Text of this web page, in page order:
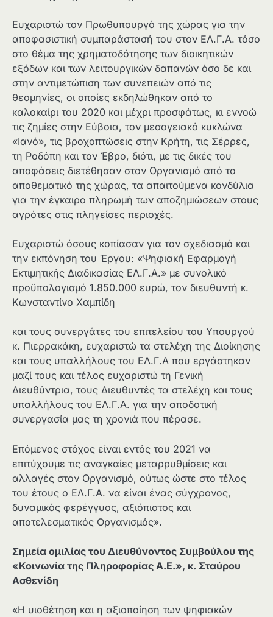
Ευχαριστώ τον Πρωθυπουργό της χώρας για την
αποφασιστική συμπαράστασή του στον ΕΛ.Γ.Α. τόσο
στο θέμα της χρηματοδότησης των διοικητικών
εξόδων και των λειτουργικών δαπανών όσο δε και
στην αντιμετώπιση των συνεπειών από τις
θεομηνίες, οι οποίες εκδηλώθηκαν από το
καλοκαίρι του 2020 και μέχρι προσφάτως, κι εννοώ
τις ζημίες στην Εύβοια, τον μεσογειακό κυκλώνα
«Ιανό», τις βροχοπτώσεις στην Κρήτη, τις Σέρρες,
τη Ροδόπη και τον Έβρο, διότι, με τις δικές του
αποφάσεις διετέθησαν στον Οργανισμό από το
αποθεματικό της χώρας, τα απαιτούμενα κονδύλια
για την έγκαιρο πληρωμή των αποζημιώσεων στους
αγρότες στις πληγείσες περιοχές.
Ευχαριστώ όσους κοπίασαν για τον σχεδιασμό και
την εκπόνηση του Έργου: «Ψηφιακή Εφαρμογή
Εκτιμητικής Διαδικασίας ΕΛ.Γ.Α.» με συνολικό
προϋπολογισμό 1.850.000 ευρώ, τον διευθυντή κ.
Κωνσταντίνο Χαμπίδη
και τους συνεργάτες του επιτελείου του Υπουργού
κ. Πιερρακάκη, ευχαριστώ τα στελέχη της Διοίκησης
και τους υπαλλήλους του ΕΛ.Γ.Α που εργάστηκαν
μαζί τους και τέλος ευχαριστώ τη Γενική
Διευθύντρια, τους Διευθυντές τα στελέχη και τους
υπαλλήλους του ΕΛ.Γ.Α. για την αποδοτική
συνεργασία μας τη χρονιά που πέρασε.
Επόμενος στόχος είναι εντός του 2021 να
επιτύχουμε τις αναγκαίες μεταρρυθμίσεις και
αλλαγές στον Οργανισμό, ούτως ώστε στο τέλος
του έτους ο ΕΛ.Γ.Α. να είναι ένας σύγχρονος,
δυναμικός φερέγγυος, αξιόπιστος και
αποτελεσματικός Οργανισμός».
Σημεία ομιλίας του Διευθύνοντος Συμβούλου της
«Κοινωνία της Πληροφορίας Α.Ε.», κ. Σταύρου
Ασθενίδη
«Η υιοθέτηση και η αξιοποίηση των ψηφιακών